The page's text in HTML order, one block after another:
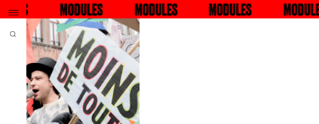
MODULES MODULES MODULES
RECHERCHER RECHERCHER RECHERCHER